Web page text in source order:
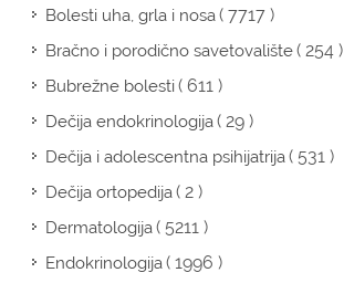
Bolesti uha, grla i nosa( 7717 )
Bračno i porodično savetovalište( 254 )
Bubrežne bolesti( 611 )
Dečija endokrinologija( 29 )
Dečija i adolescentna psihijatrija( 531 )
Dečija ortopedija( 2 )
Dermatologija( 5211 )
Endokrinologija( 1996 )